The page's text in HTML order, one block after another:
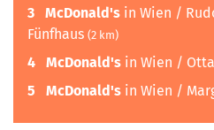
3 McDonald's in Wien /
Fünfhaus (2 km)
4 McDonald's in Wien /
5 McDonald's in Wien /